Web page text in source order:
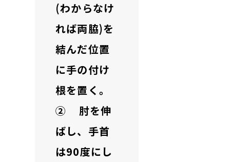
(わからなけ
れば両脇)を
結んだ位置
に手の付け
根を置く。
② 肘を伸
ばし、手首
は90度にし